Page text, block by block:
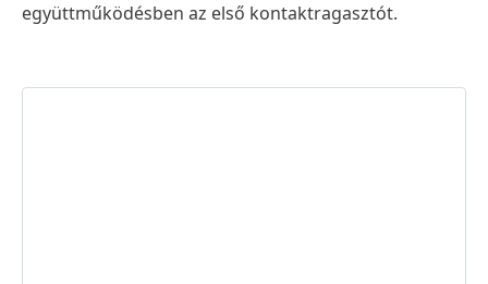
együttműködésben az első kontaktragasztót.